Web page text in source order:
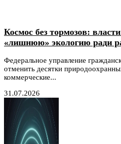
Космос без тормозов:
«лишнюю» экологию ради
Федеральное управление
отменить десятки
коммерческие...
31.07.2026